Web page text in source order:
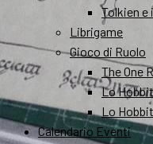
Tolkien e
Librigame
Gioco di Ruolo
The One
Lo
Lo
Calendario Eventi